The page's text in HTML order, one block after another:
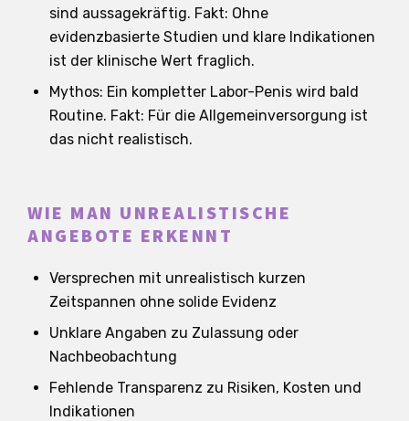
sind aussagekräftig. Fakt: Ohne
evidenzbasierte Studien und klare Indikationen
ist der klinische Wert fraglich.
Mythos: Ein kompletter Labor-Penis wird bald
Routine. Fakt: Für die Allgemeinversorgung ist
das nicht realistisch.
WIE MAN UNREALISTISCHE
ANGEBOTE ERKENNT
Versprechen mit unrealistisch kurzen
Zeitspannen ohne solide Evidenz
Unklare Angaben zu Zulassung oder
Nachbeobachtung
Fehlende Transparenz zu Risiken, Kosten und
Indikationen